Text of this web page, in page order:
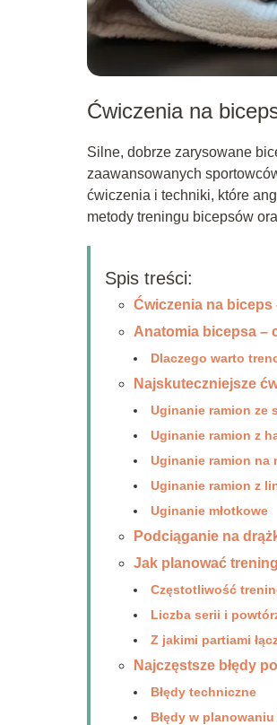
Ćwiczenia na
Silne, dobrze zarysowane
zaawansowanych
ćwiczenia i techniki, które
metody treningu bicepsów
Spis treści:
Ćwiczenia na
Anatomia bicepsa –
Dlaczego warto
Najskuteczniejsze
Uginanie ramion ze
Uginanie ramion z
Uginanie ramion na
Uginanie ramion z
Uginanie młotkowe
Podciąganie na
Jak planować
Częstotliwość
Liczba serii i
Z jakimi partiami
Najczęstsze błędy
Błędy techniczne
Błędy w